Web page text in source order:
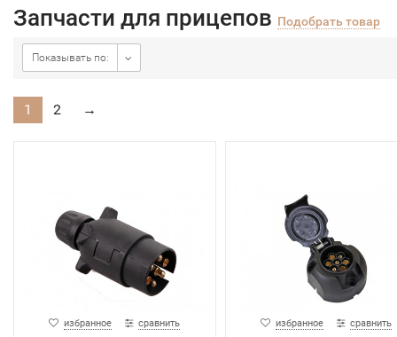
Запчасти для прицепов Подобрать товар
Показывать по:
1 2 →
избранное сравнить избранное сравнить